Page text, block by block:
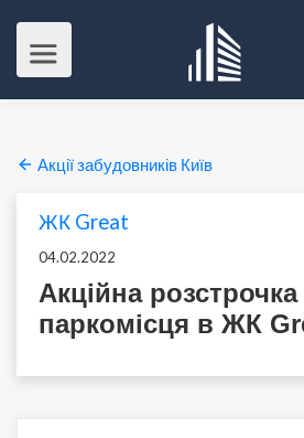
Акції забудовників Київ
ЖК Great
04.02.2022
Акційна
паркомісця в ЖК